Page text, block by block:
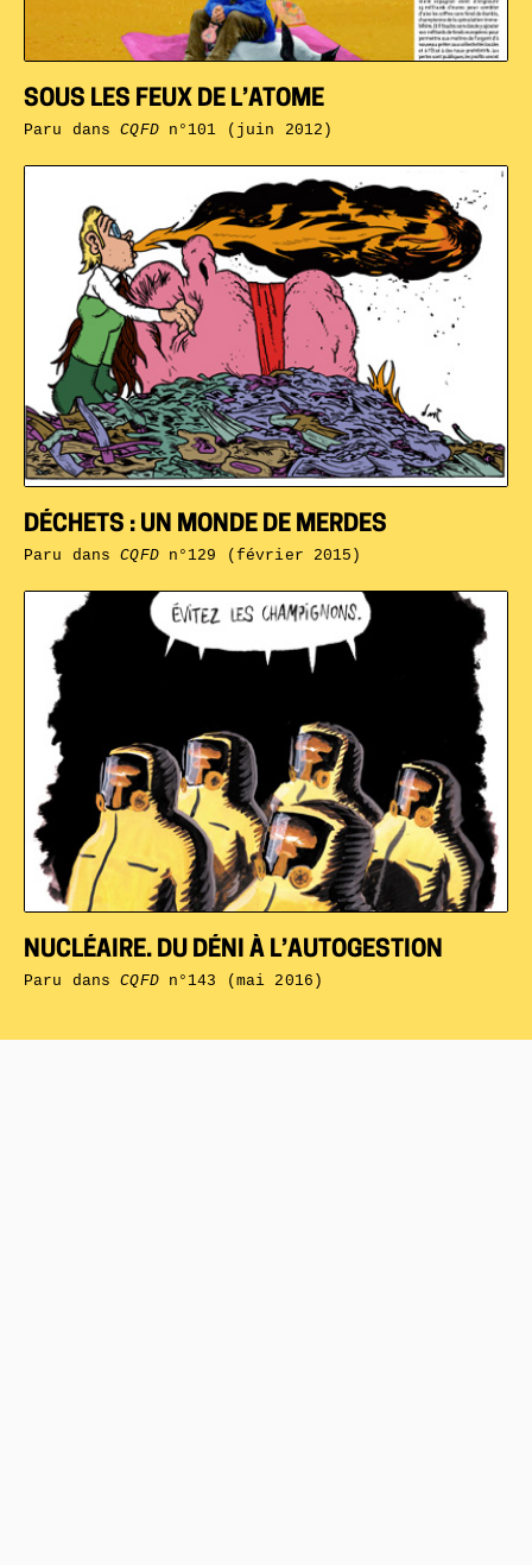
NUCLÉAIRE. DU DÉNI À L’AUTOGESTION
Paru dansCQFDn°143 (mai 2016)
DÉCHETS : UN MONDE DE MERDES
Paru dansCQFDn°129 (février 2015)
SOUS LES FEUX DE L’ATOME
Paru dansCQFDn°101 (juin 2012)